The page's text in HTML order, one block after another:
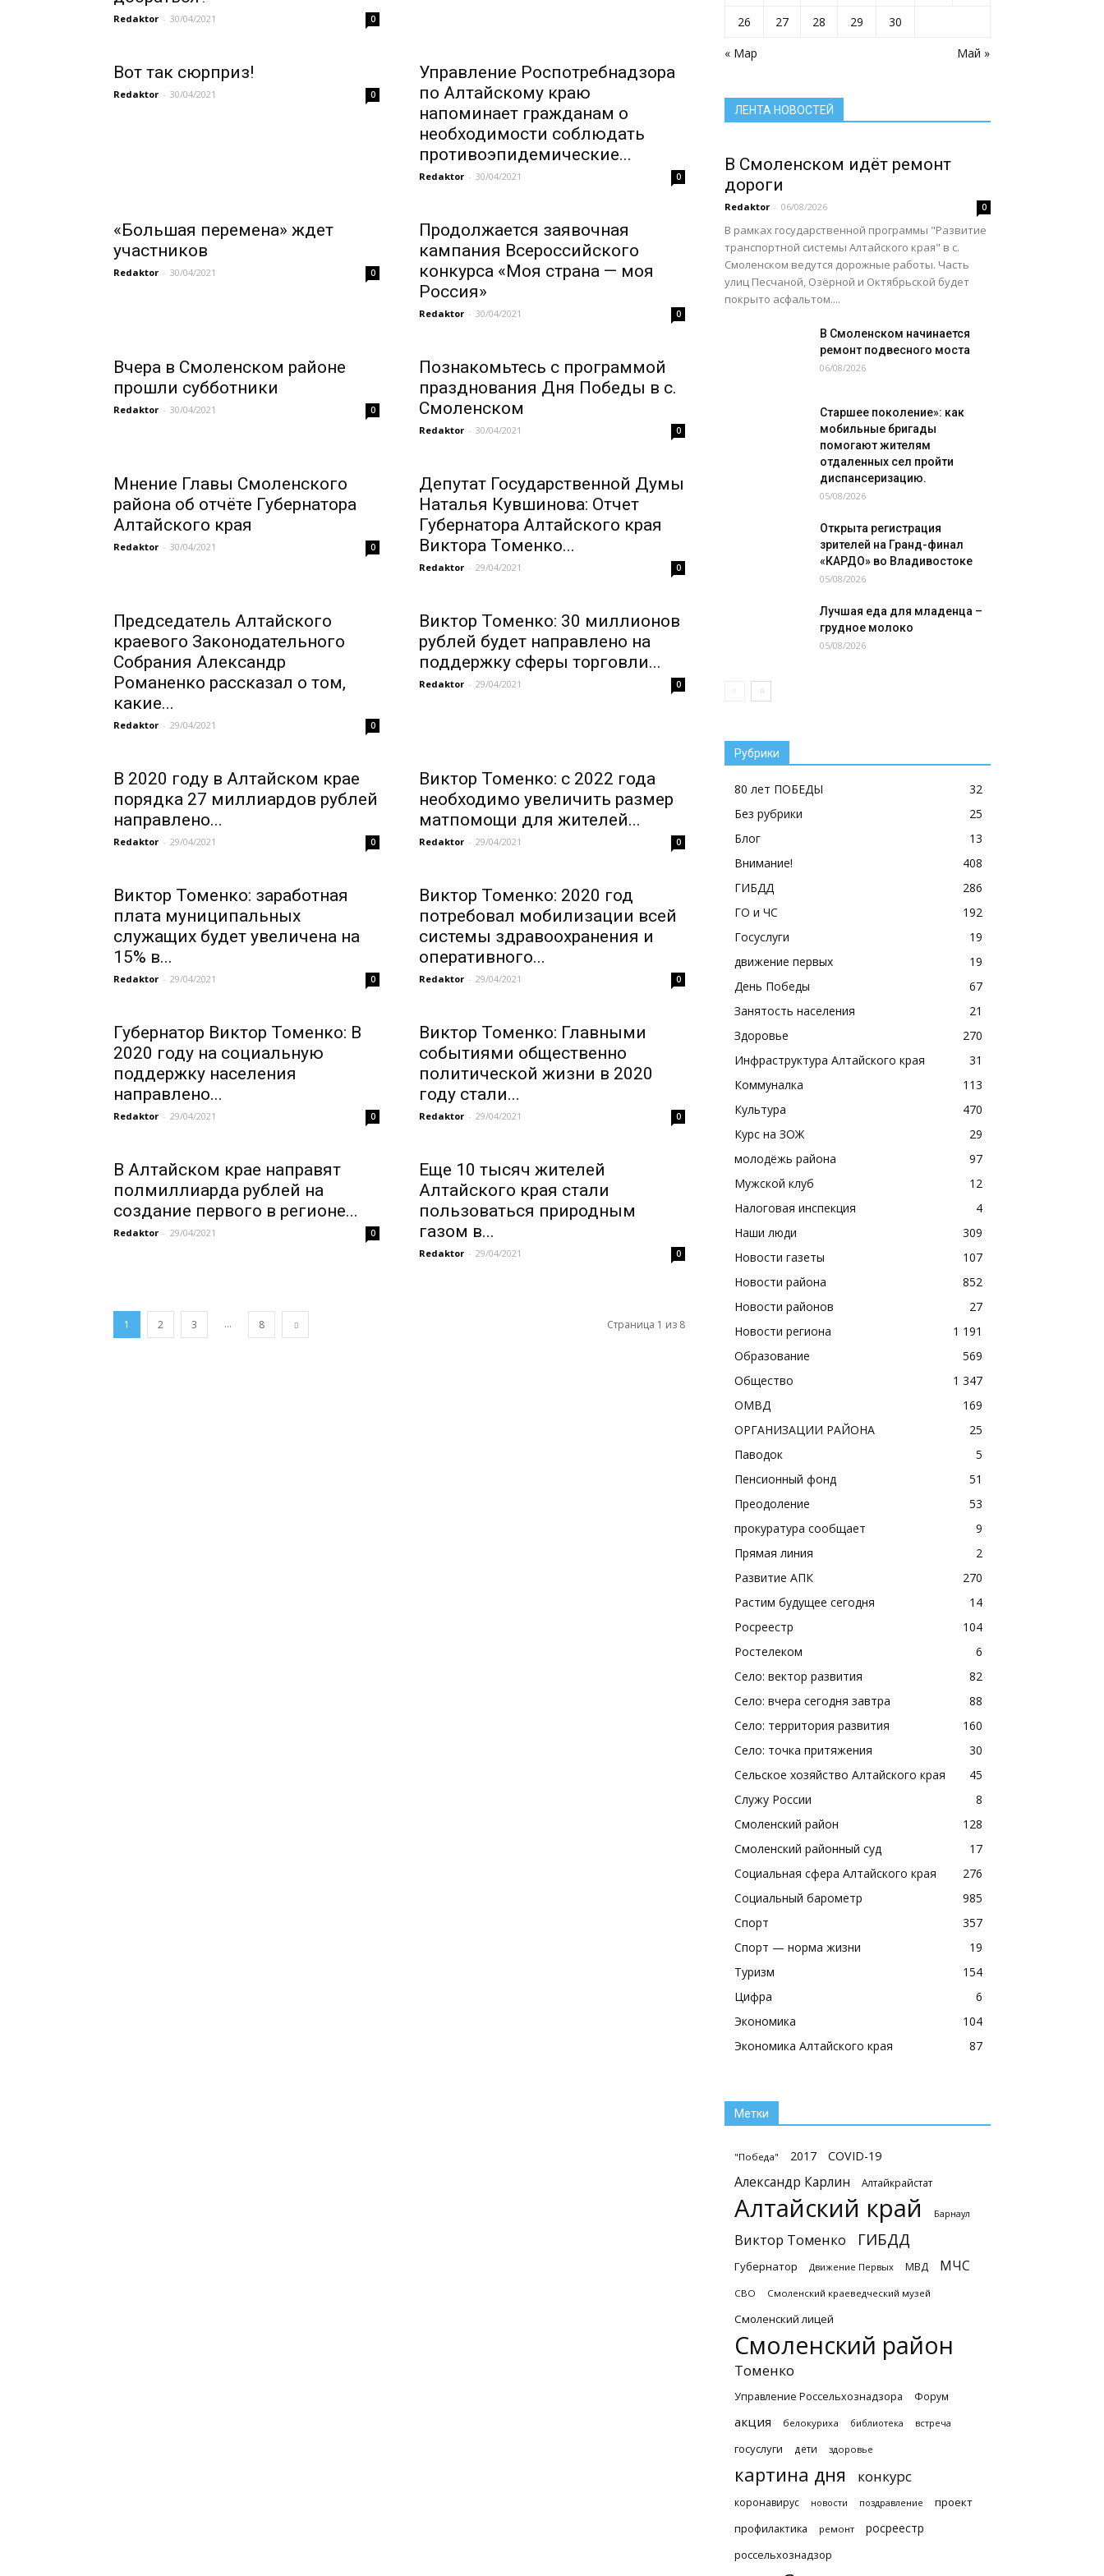
Redaktor - 30/04/2021 0
Вот так сюрприз!
Redaktor - 30/04/2021 0
Управление Роспотребнадзора
по Алтайскому краю
напоминает гражданам о
необходимости соблюдать
противоэпидемические...
Redaktor - 30/04/2021 0
«Большая перемена» ждет
участников
Redaktor - 30/04/2021 0
Продолжается заявочная
кампания Всероссийского
конкурса «Моя страна — моя
Россия»
Redaktor - 30/04/2021 0
Вчера в Смоленском районе
прошли субботники
Redaktor - 30/04/2021 0
Познакомьтесь с программой
празднования Дня Победы в с.
Смоленском
Redaktor - 30/04/2021 0
Мнение Главы Смоленского
района об отчёте Губернатора
Алтайского края
Redaktor - 30/04/2021 0
Депутат Государственной Думы
Наталья Кувшинова: Отчет
Губернатора Алтайского края
Виктора Томенко...
Redaktor - 29/04/2021 0
Председатель Алтайского
краевого Законодательного
Собрания Александр
Романенко рассказал о том,
какие...
Redaktor - 29/04/2021 0
Виктор Томенко: 30 миллионов
рублей будет направлено на
поддержку сферы торговли...
Redaktor - 29/04/2021 0
В 2020 году в Алтайском крае
порядка 27 миллиардов рублей
направлено...
Redaktor - 29/04/2021 0
Виктор Томенко: с 2022 года
необходимо увеличить размер
матпомощи для жителей...
Redaktor - 29/04/2021 0
Виктор Томенко: заработная
плата муниципальных
служащих будет увеличена на
15% в...
Redaktor - 29/04/2021 0
Виктор Томенко: 2020 год
потребовал мобилизации всей
системы здравоохранения и
оперативного...
Redaktor - 29/04/2021 0
Губернатор Виктор Томенко: В
2020 году на социальную
поддержку населения
направлено...
Redaktor - 29/04/2021 0
Виктор Томенко: Главными
событиями общественно
политической жизни в 2020
году стали...
Redaktor - 29/04/2021 0
В Алтайском крае направят
полмиллиарда рублей на
создание первого в регионе...
Redaktor - 29/04/2021 0
Еще 10 тысяч жителей
Алтайского края стали
пользоваться природным
газом в...
Redaktor - 29/04/2021 0
1 2 3 ... 8 Страница 1 из 8
« Мар Май »
26
27 28 29 30
ЛЕНТА НОВОСТЕЙ
Сельское хозяйство Алтайского края
Служу России
Смоленский район
Социальная сфера Алтайского края
В Смоленском идёт ремонт
дороги
Redaktor - 06/08/2026 0
В рамках государственной программы "Развитие
транспортной системы Алтайского края" в с.
Смоленском ведутся дорожные работы. Часть
улиц Песчаной, Озёрной и Октябрьской будет
покрыто асфальтом....
В Смоленском начинается
ремонт подвесного моста
06/08/2026
Старшее поколение»: как
мобильные бригады
помогают жителям
отдаленных сел пройти
диспансеризацию.
05/08/2026
Открыта регистрация
зрителей на Гранд-финал
«КАРДО» во Владивостоке
05/08/2026
Лучшая еда для младенца –
грудное молоко
05/08/2026
Рубрики
80 лет ПОБЕДЫ
32
Без рубрики
25
Блог
13
Внимание!
408
ГИБДД
286
ГО и ЧС
192
Госуслуги
19
движение первых
19
День Победы
67
Занятость населения
21
Здоровье
270
Инфраструктура Алтайского края
31
Коммуналка
113
Культура
470
Курс на ЗОЖ
29
молодёжь района
97
Мужской клуб
12
Налоговая инспекция
4
Наши люди
309
Новости газеты
107
Новости района
852
Новости районов
27
Новости региона
1 191
Образование
569
Общество
1 347
ОМВД
169
ОРГАНИЗАЦИИ РАЙОНА
25
Паводок
5
Пенсионный фонд
51
Преодоление
53
прокуратура сообщает
9
Прямая линия
2
Развитие АПК
270
Растим будущее сегодня
14
Росреестр
104
Ростелеком
6
Село: вектор развития
82
Село: вчера сегодня завтра
88
Село: территория развития
160
Село: точка притяжения
30
Сельское хозяйство Алтайского края
45
Служу России
8
Смоленский район
128
Смоленский районный суд
17
Социальная сфера Алтайского края
276
Социальный барометр
985
Спорт
357
Спорт — норма жизни
19
Туризм
154
Цифра
6
Экономика
104
Экономика Алтайского края
87
Метки
"Победа" 2017 COVID-19
Александр Карлин Алтайкрайстат
Алтайский край Барнаул
Виктор Томенко ГИБДД
Губернатор Движение Первых МВД МЧС
СВО Смоленский краеведческий музей
Смоленский лицей
Смоленский район
Томенко
Управление Россельхознадзора Форум
акция белокуриха библиотека встреча
госуслуги дети здоровье
картина дня конкурс
коронавирус новости поздравление
проект
профилактика
ремонт росреестр
россельхознадзор